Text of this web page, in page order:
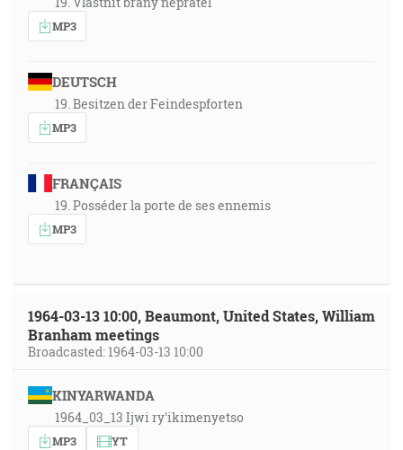
MP3
DEUTSCH
19. Besitzen der Feindespforten
MP3
FRANÇAIS
19. Posséder la porte de ses ennemis
MP3
1964-03-13 10:00, Beaumont, United States, William
Branham meetings
Broadcasted: 1964-03-13 10:00
KINYARWANDA
1964_03_13 Ijwi ry'ikimenyetso
MP3 YT